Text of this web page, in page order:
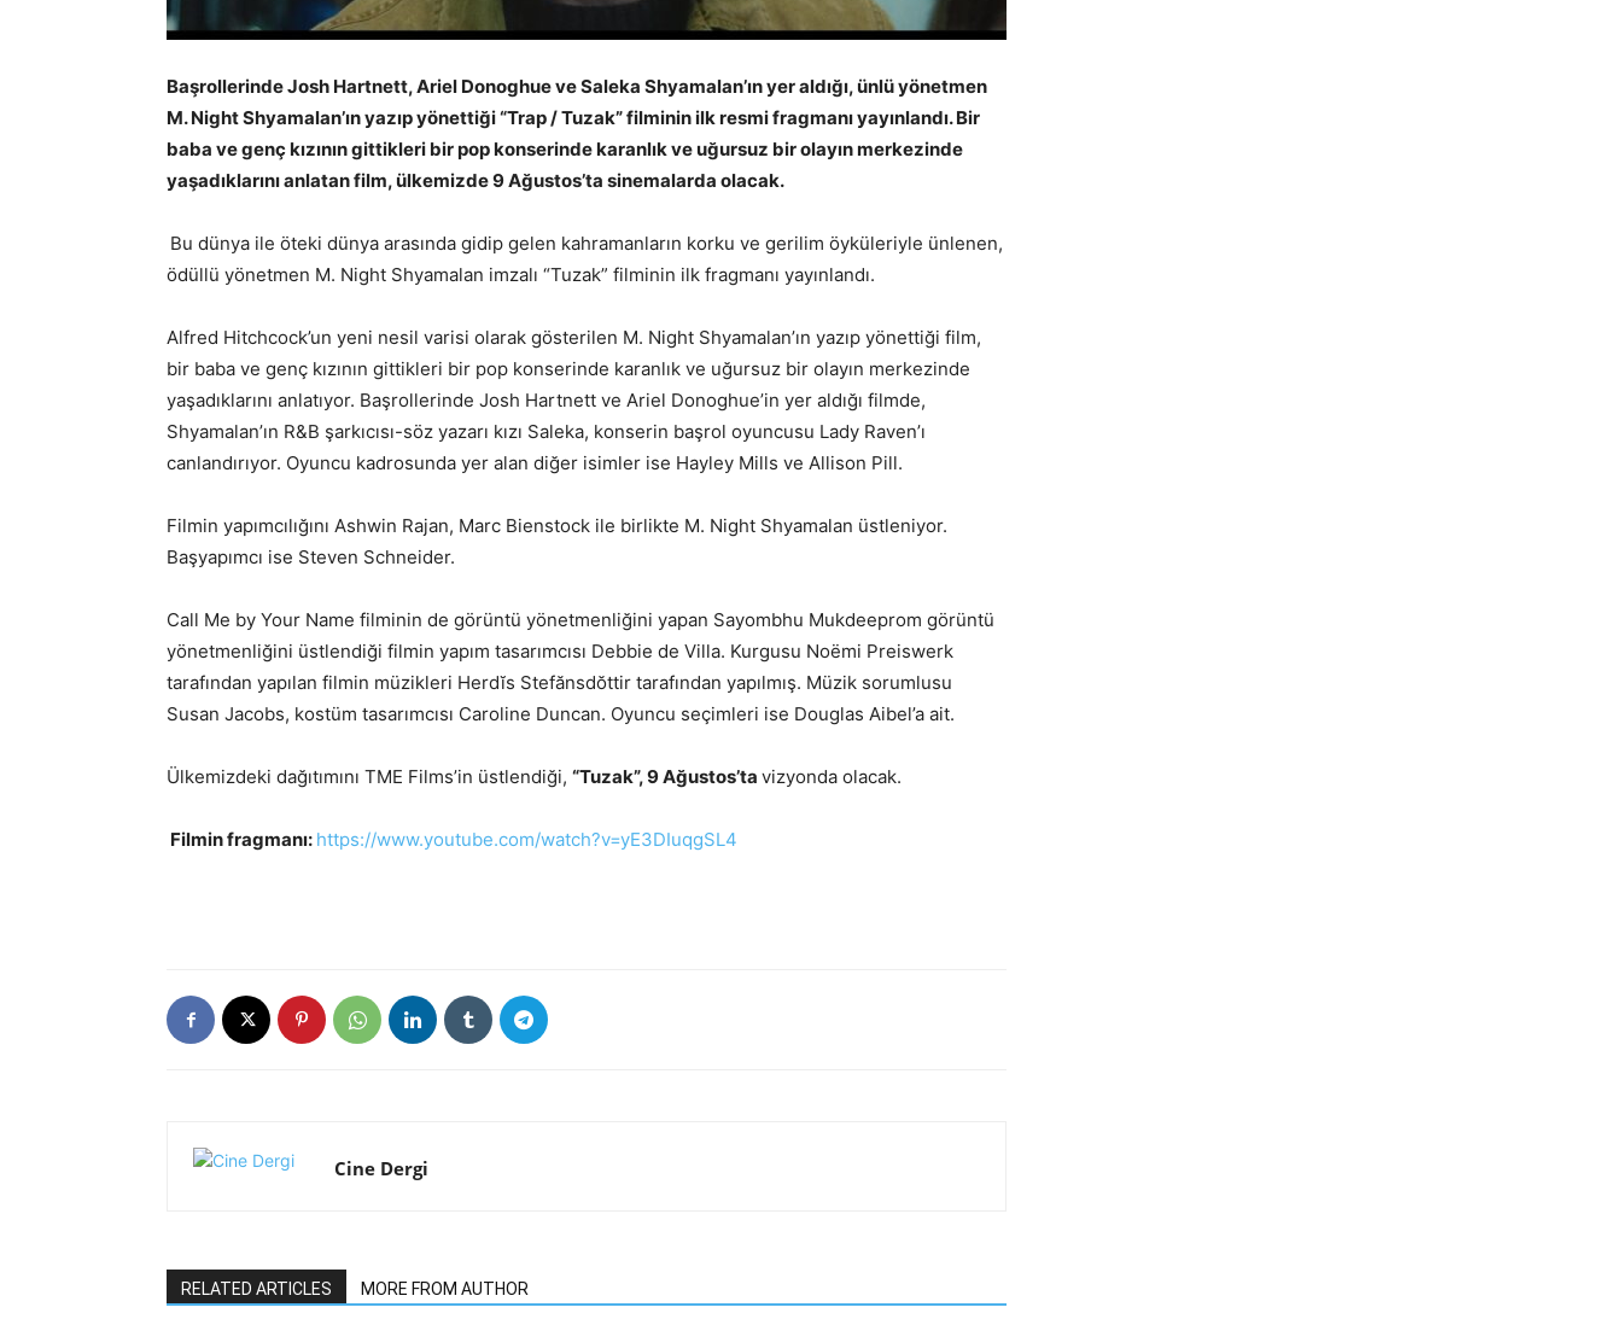
Başrollerinde Josh Hartnett, Ariel Donoghue ve Saleka Shyamalan’ın yer aldığı, ünlü yönetmen
M. Night Shyamalan’ın yazıp yönettiği “Trap / Tuzak” filminin ilk resmi fragmanı yayınlandı. Bir
baba ve genç kızının gittikleri bir pop konserinde karanlık ve uğursuz bir olayın merkezinde
yaşadıklarını anlatan film, ülkemizde 9 Ağustos’ta sinemalarda olacak.
Bu dünya ile öteki dünya arasında gidip gelen kahramanların korku ve gerilim öyküleriyle ünlenen,
ödüllü yönetmen M. Night Shyamalan imzalı “Tuzak” filminin ilk fragmanı yayınlandı.
Alfred Hitchcock’un yeni nesil varisi olarak gösterilen M. Night Shyamalan’ın yazıp yönettiği film,
bir baba ve genç kızının gittikleri bir pop konserinde karanlık ve uğursuz bir olayın merkezinde
yaşadıklarını anlatıyor. Başrollerinde Josh Hartnett ve Ariel Donoghue’in yer aldığı filmde,
Shyamalan’ın R&B şarkıcısı-söz yazarı kızı Saleka, konserin başrol oyuncusu Lady Raven’ı
canlandırıyor. Oyuncu kadrosunda yer alan diğer isimler ise Hayley Mills ve Allison Pill.
Filmin yapımcılığını Ashwin Rajan, Marc Bienstock ile birlikte M. Night Shyamalan üstleniyor.
Başyapımcı ise Steven Schneider.
Call Me by Your Name filminin de görüntü yönetmenliğini yapan Sayombhu Mukdeeprom görüntü
yönetmenliğini üstlendiği filmin yapım tasarımcısı Debbie de Villa. Kurgusu Noëmi Preiswerk
tarafından yapılan filmin müzikleri Herdĭs Stefănsdŏttir tarafından yapılmış. Müzik sorumlusu
Susan Jacobs, kostüm tasarımcısı Caroline Duncan. Oyuncu seçimleri ise Douglas Aibel’a ait.
Ülkemizdeki dağıtımını TME Films’in üstlendiği, “Tuzak”, 9 Ağustos’ta vizyonda olacak.
Filmin fragmanı: https://www.youtube.com/watch?v=yE3DIuqgSL4
Cine Dergi
RELATED ARTICLES MORE FROM AUTHOR